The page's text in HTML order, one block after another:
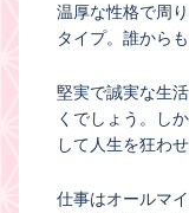
温厚な性格で周
タイプ。誰から
堅実で誠実な生
くでしょう。し
して人生を狂わ
仕事はオールマ